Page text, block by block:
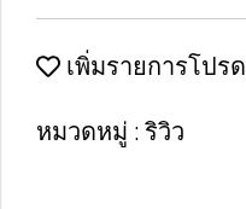
เพิ่มรายการโปรด
หมวดหมู่ : ริวิว